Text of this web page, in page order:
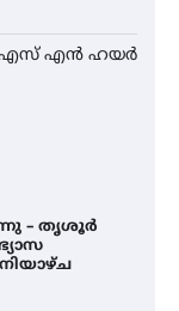
എസ് എൻ ഹയർ
– തൃശൂർ